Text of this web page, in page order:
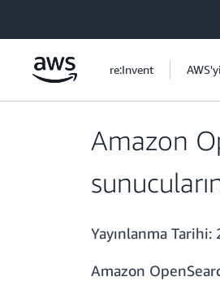
re:Invent
Amazon
Yayınlanma Tarihi:
Amazon